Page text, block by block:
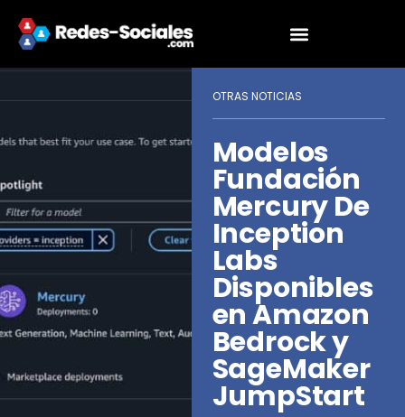
OTRAS NOTICIAS
Modelos
Fundación
Mercury De
Inception
Labs
Disponibles
en Amazon
Bedrock y
SageMaker
JumpStart